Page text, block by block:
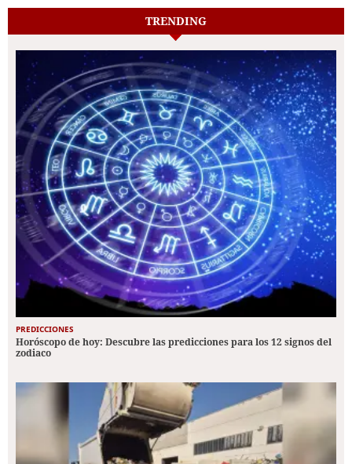
TRENDING
PREDICCIONES
Horóscopo de hoy: Descubre las predicciones para los 12 signos del
zodiaco